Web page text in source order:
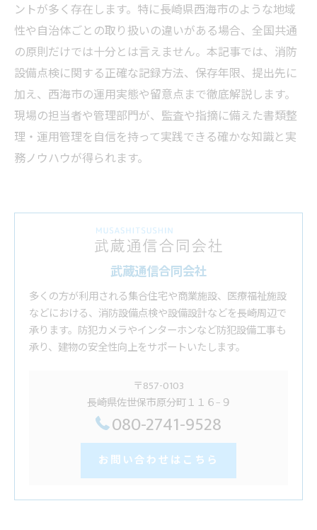
ントが多く存在します。特に長崎県西海市のような地域
性や自治体ごとの取り扱いの違いがある場合、全国共通
の原則だけでは十分とは言えません。本記事では、消防
設備点検に関する正確な記録方法、保存年限、提出先に
加え、西海市の運用実態や留意点まで徹底解説します。
現場の担当者や管理部門が、監査や指摘に備えた書類整
理・運用管理を自信を持って実践できる確かな知識と実
務ノウハウが得られます。
武蔵通信合同会社
多くの方が利用される集合住宅や商業施設、医療福祉施設
などにおける、消防設備点検や設備設計などを長崎周辺で
承ります。防犯カメラやインターホンなど防犯設備工事も
承り、建物の安全性向上をサポートいたします。
〒857-0103
長崎県佐世保市原分町１１６−９
080-2741-9528
お問い合わせはこちら